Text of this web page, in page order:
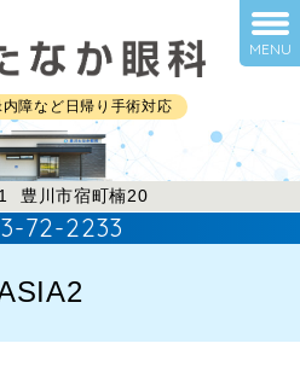
障など日帰り手術対応
豊川市宿町楠20
72-2233
MENU